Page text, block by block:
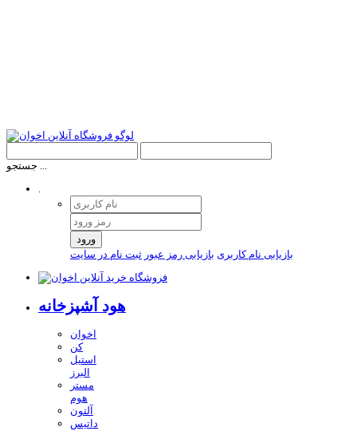
جستجو ...
.
ورود
بازیابی نام کاربری بازیابی رمز عبور ثبت نام در سایت
هود آشپزخانه
اخوان
کن
استیل
البرز
مستر
هوم
آلتون
داتیس